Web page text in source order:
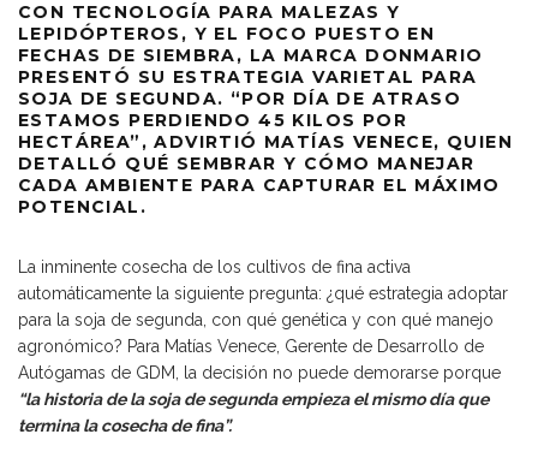
CON TECNOLOGÍA PARA MALEZAS Y
LEPIDÓPTEROS, Y EL FOCO PUESTO EN
FECHAS DE SIEMBRA, LA MARCA DONMARIO
PRESENTÓ SU ESTRATEGIA VARIETAL PARA
SOJA DE SEGUNDA. “POR DÍA DE ATRASO
ESTAMOS PERDIENDO 45 KILOS POR
HECTÁREA”, ADVIRTIÓ MATÍAS VENECE, QUIEN
DETALLÓ QUÉ SEMBRAR Y CÓMO MANEJAR
CADA AMBIENTE PARA CAPTURAR EL MÁXIMO
POTENCIAL.
La inminente cosecha de los cultivos de fina activa
automáticamente la siguiente pregunta: ¿qué estrategia adoptar
para la soja de segunda, con qué genética y con qué manejo
agronómico? Para Matías Venece, Gerente de Desarrollo de
Autógamas de GDM, la decisión no puede demorarse porque
“la historia de la soja de segunda empieza el mismo día que
termina la cosecha de fina”.